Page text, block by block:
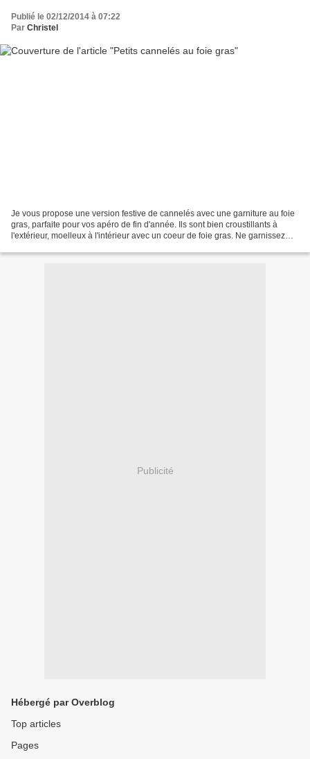
Publié le 02/12/2014 à 07:22
Par Christel
Je vous propose une version festive de cannelés avec une garniture au foie
gras, parfaite pour vos apéro de fin d'année. Ils sont bien croustillants à
l'extérieur, moelleux à l'intérieur avec un coeur de foie gras. Ne garnissez
Publicité
Hébergé par Overblog
Top articles
Pages